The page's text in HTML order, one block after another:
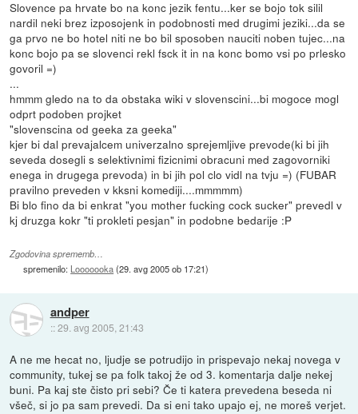
Slovence pa hrvate bo na konc jezik fentu...ker se bojo tok silil
nardil neki brez izposojenk in podobnosti med drugimi jeziki...da se
ga prvo ne bo hotel niti ne bo bil sposoben nauciti noben tujec...na
konc bojo pa se slovenci rekl fsck it in na konc bomo vsi po prlesko
govoril =)
...
hmmm gledo na to da obstaka wiki v slovenscini...bi mogoce mogl
odprt podoben projket
"slovenscina od geeka za geeka"
kjer bi dal prevajalcem univerzalno sprejemljive prevode(ki bi jih
seveda dosegli s selektivnimi fizicnimi obracuni med zagovorniki
enega in drugega prevoda) in bi jih pol clo vidl na tvju =) (FUBAR
pravilno preveden v kksni komediji....mmmmm)
Bi blo fino da bi enkrat "you mother fucking cock sucker" prevedl v
kj druzga kokr "ti prokleti pesjan" in podobne bedarije :P
Zgodovina sprememb…
spremenilo: Looooooka(29. avg 2005 ob 17:21)
andper
::29. avg 2005, 21:43
A ne me hecat no, ljudje se potrudijo in prispevajo nekaj novega v
community, tukej se pa folk takoj že od 3. komentarja dalje nekej
buni. Pa kaj ste čisto pri sebi? Če ti katera prevedena beseda ni
všeč, si jo pa sam prevedi. Da si eni tako upajo ej, ne moreš verjet.